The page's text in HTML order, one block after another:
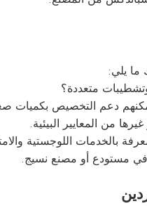
ما يلي:
متعددة؟
دعم التخصيص بكميات
بالخدمات اللوجستية
مستودع أو مصنع نسيج.